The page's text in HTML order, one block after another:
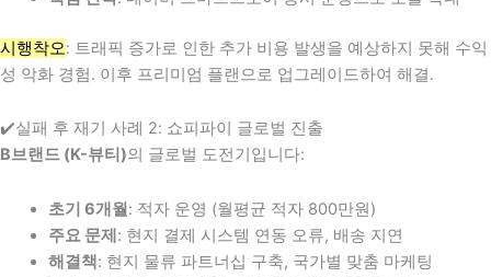
시행착오: 트래픽 증가로 인한 추가 비용 발생을 예상하지 못해 수익
성 악화 경험. 이후 프리미엄 플랜으로 업그레이드하여 해결.
✔️실패 후 재기 사례 2: 쇼피파이 글로벌 진출
B브랜드 (K-뷰티)의 글로벌 도전기입니다:
초기 6개월 : 적자 운영 (월평균 적자 800만원)
주요 문제 : 현지 결제 시스템 연동 오류, 배송 지연
해결책 : 현지 물류 파트너십 구축, 국가별 맞춤 마케팅